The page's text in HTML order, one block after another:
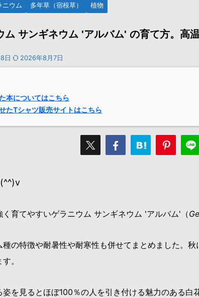
ニウム 多年草（宿根草） 植物
ム サンギネウム 'アルバム' の育て方。高
日 2026年8月7日
本についてはこちら
たTシャツ販売サイトはこちら
く育てやすいゲラニウム サンギネウム 'アルバム'（
種の特徴や耐暑性や耐寒性も併せてまとめました。
。
姿を見るとほぼ100％の人を引き付ける魅力のある白